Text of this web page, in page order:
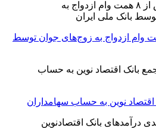
بیش از ۸ همت وام ازدواج به زوج‌های جوان توسط
نوین به حساب سهامداران